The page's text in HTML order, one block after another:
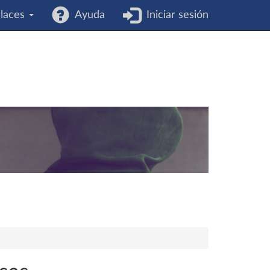
Ayuda Iniciar sesión